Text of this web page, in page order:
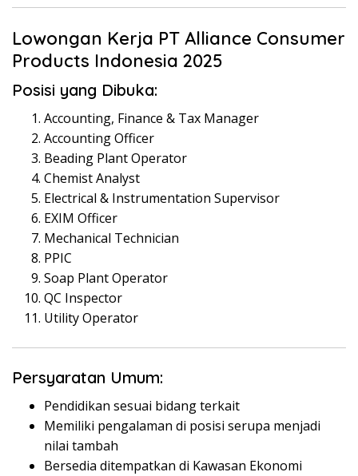
Lowongan Kerja PT Alliance Consumer
Products Indonesia 2025
Posisi yang Dibuka:
Accounting, Finance & Tax Manager
Accounting Officer
Beading Plant Operator
Chemist Analyst
Electrical & Instrumentation Supervisor
EXIM Officer
Mechanical Technician
PPIC
Soap Plant Operator
QC Inspector
Utility Operator
Persyaratan Umum:
Pendidikan sesuai bidang terkait
Memiliki pengalaman di posisi serupa menjadi
nilai tambah
Bersedia ditempatkan di Kawasan Ekonomi